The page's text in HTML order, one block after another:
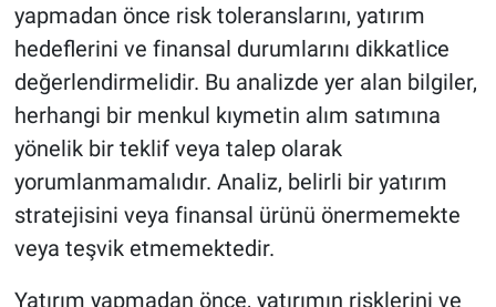
yapmadan önce risk toleranslarını, yatırım
hedeflerini ve finansal durumlarını dikkatlice
değerlendirmelidir. Bu analizde yer alan bilgiler,
herhangi bir menkul kıymetin alım satımına
yönelik bir teklif veya talep olarak
yorumlanmamalıdır. Analiz, belirli bir yatırım
stratejisini veya finansal ürünü önermemekte
veya teşvik etmemektedir.
Yatırım yapmadan önce, yatırımın risklerini ve